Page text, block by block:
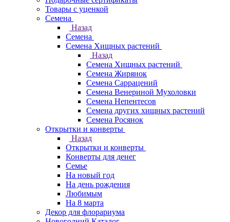
Товары с уценкой
Семена
Назад
Семена
Семена Хищных растений
Назад
Семена Хищных растений
Семена Жирянок
Семена Саррацений
Семена Венериной Мухоловки
Семена Непентесов
Семена других хищных растений
Семена Росянок
Открытки и конверты
Назад
Открытки и конверты
Конверты для денег
Семье
На новый год
На день рождения
Любимым
На 8 марта
Декор для флорариума